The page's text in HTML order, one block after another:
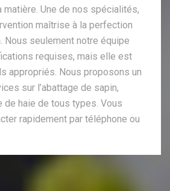
matière. Une de nos spécialités,
maîtrise à la perfection
Nous seulement notre équipe
requises, mais elle est
appropriés. Nous proposons un
sur l’abattage de sapin,
de haie de tous types. Vous
rapidement par téléphone ou